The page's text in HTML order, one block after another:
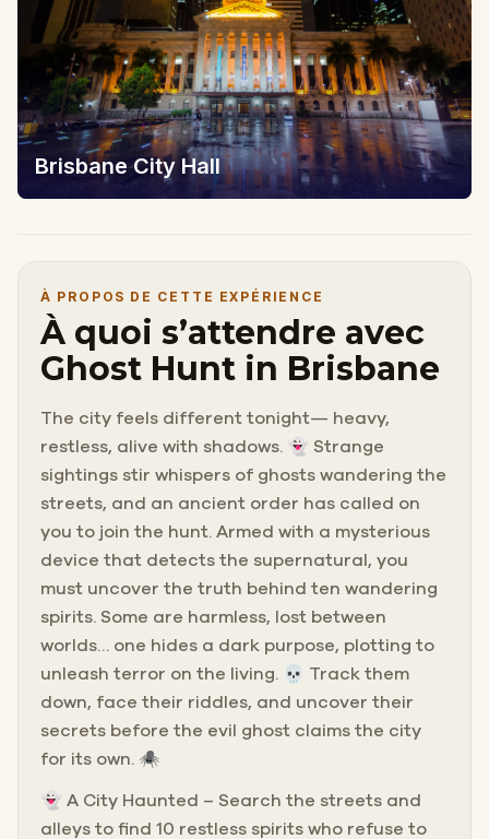
Brisbane City Hall
À PROPOS DE CETTE EXPÉRIENCE
À quoi s’attendre avec
Ghost Hunt in Brisbane
The city feels different tonight— heavy,
restless, alive with shadows. 👻 Strange
sightings stir whispers of ghosts wandering the
streets, and an ancient order has called on
you to join the hunt. Armed with a mysterious
device that detects the supernatural, you
must uncover the truth behind ten wandering
spirits. Some are harmless, lost between
worlds… one hides a dark purpose, plotting to
unleash terror on the living. 💀 Track them
down, face their riddles, and uncover their
secrets before the evil ghost claims the city
for its own. 🕷️
👻 A City Haunted – Search the streets and
alleys to find 10 restless spirits who refuse to